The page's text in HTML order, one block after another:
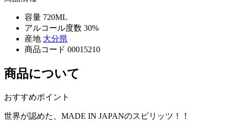
容量 720ML
アルコール度数 30%
産地 大分県
商品コード 00015210
商品について
おすすめポイント
世界が認めた、MADE IN JAPANのスピリッツ！！